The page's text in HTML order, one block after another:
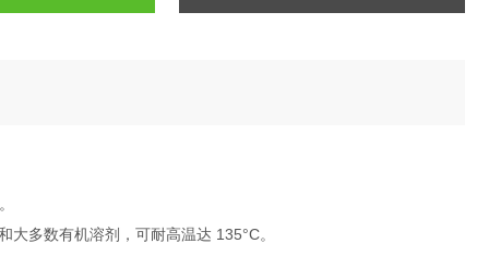
多数有机溶剂，可耐高温达 135°C。